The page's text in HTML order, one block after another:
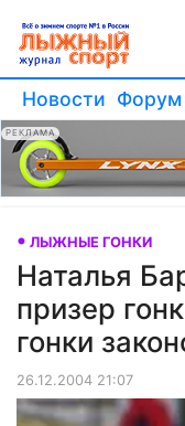
Новости Форум
РЕКЛАМА
ЛЫЖНЫЕ ГОНКИ
Наталья
призер
гонки
26.12.2004 21:07